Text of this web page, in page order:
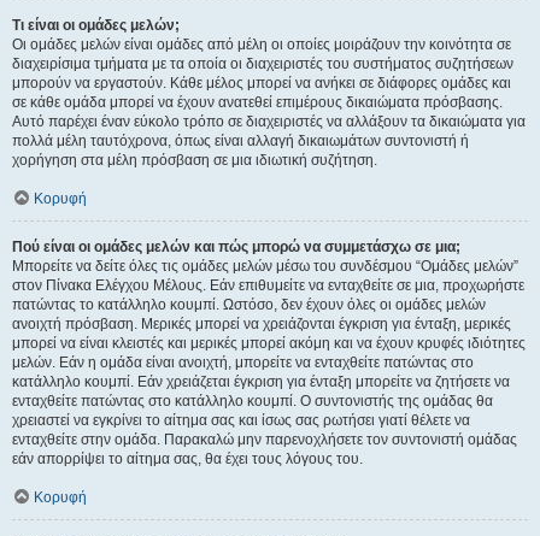
Τι είναι οι ομάδες μελών;
Οι ομάδες μελών είναι ομάδες από μέλη οι οποίες μοιράζουν την κοινότητα σε
διαχειρίσιμα τμήματα με τα οποία οι διαχειριστές του συστήματος συζητήσεων
μπορούν να εργαστούν. Κάθε μέλος μπορεί να ανήκει σε διάφορες ομάδες και
σε κάθε ομάδα μπορεί να έχουν ανατεθεί επιμέρους δικαιώματα πρόσβασης.
Αυτό παρέχει έναν εύκολο τρόπο σε διαχειριστές να αλλάξουν τα δικαιώματα για
πολλά μέλη ταυτόχρονα, όπως είναι αλλαγή δικαιωμάτων συντονιστή ή
χορήγηση στα μέλη πρόσβαση σε μια ιδιωτική συζήτηση.
Κορυφή
Πού είναι οι ομάδες μελών και πώς μπορώ να συμμετάσχω σε μια;
Μπορείτε να δείτε όλες τις ομάδες μελών μέσω του συνδέσμου “Ομάδες μελών”
στον Πίνακα Ελέγχου Μέλους. Εάν επιθυμείτε να ενταχθείτε σε μια, προχωρήστε
πατώντας το κατάλληλο κουμπί. Ωστόσο, δεν έχουν όλες οι ομάδες μελών
ανοιχτή πρόσβαση. Μερικές μπορεί να χρειάζονται έγκριση για ένταξη, μερικές
μπορεί να είναι κλειστές και μερικές μπορεί ακόμη και να έχουν κρυφές ιδιότητες
μελών. Εάν η ομάδα είναι ανοιχτή, μπορείτε να ενταχθείτε πατώντας στο
κατάλληλο κουμπί. Εάν χρειάζεται έγκριση για ένταξη μπορείτε να ζητήσετε να
ενταχθείτε πατώντας στο κατάλληλο κουμπί. Ο συντονιστής της ομάδας θα
χρειαστεί να εγκρίνει το αίτημα σας και ίσως σας ρωτήσει γιατί θέλετε να
ενταχθείτε στην ομάδα. Παρακαλώ μην παρενοχλήσετε τον συντονιστή ομάδας
εάν απορρίψει το αίτημα σας, θα έχει τους λόγους του.
Κορυφή